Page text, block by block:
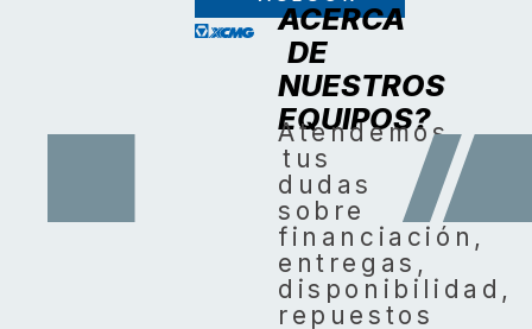
ACERCA
DE
NUESTROS
EQUIPOS?
Atendemos
tus
dudas
sobre
financiación,
entregas,
disponibilidad,
repuestos